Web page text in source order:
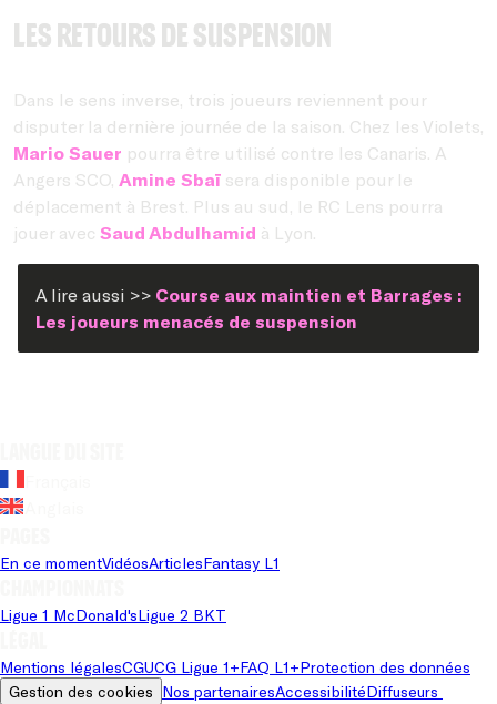
Les retours de suspension
Dans le sens inverse, trois joueurs reviennent pour
disputer la dernière journée de la saison. Chez les Violets,
Mario Sauer pourra être utilisé contre les Canaris. A
Angers SCO, Amine Sbaï sera disponible pour le
déplacement à Brest. Plus au sud, le RC Lens pourra
jouer avec Saud Abdulhamid à Lyon.
A lire aussi >> Course aux maintien et Barrages :
Les joueurs menacés de suspension
En ce momentVidéosArticlesFantasy L1
Ligue 1 McDonald'sLigue 2 BKT
Mentions légalesCGUCG Ligue 1+FAQ L1+Protection des données
Gestion des cookies Nos partenairesAccessibilitéDiffuseurs